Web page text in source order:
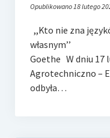
Opublikowano 18 lutego
,,Kto nie zna
własnym’’
Goethe W dniu 17
Agrotechniczno –
odbyła…